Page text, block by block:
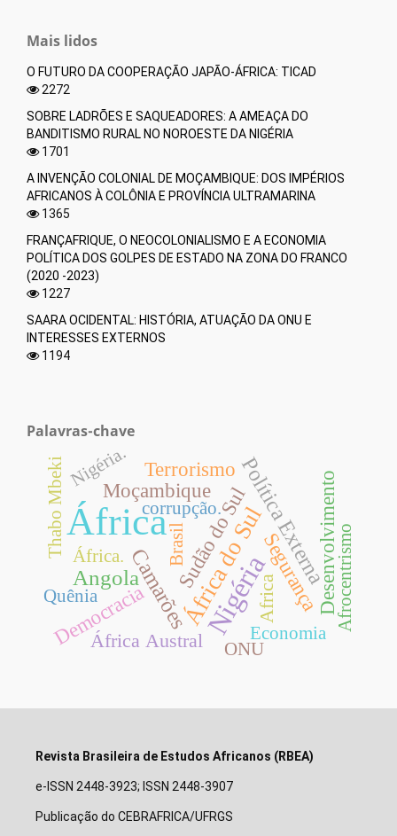
Mais lidos
O FUTURO DA COOPERAÇÃO JAPÃO-ÁFRICA: TICAD
2272
SOBRE LADRÕES E SAQUEADORES: A AMEAÇA DO
BANDITISMO RURAL NO NOROESTE DA NIGÉRIA
1701
A INVENÇÃO COLONIAL DE MOÇAMBIQUE: DOS IMPÉRIOS
AFRICANOS À COLÔNIA E PROVÍNCIA ULTRAMARINA
1365
FRANÇAFRIQUE, O NEOCOLONIALISMO E A ECONOMIA
POLÍTICA DOS GOLPES DE ESTADO NA ZONA DO FRANCO
(2020 -2023)
1227
SAARA OCIDENTAL: HISTÓRIA, ATUAÇÃO DA ONU E
INTERESSES EXTERNOS
1194
Palavras-chave
África
Nigéria
África do Sul
Camarões
Política Externa
Angola Desenvolvimento
Sudão do SulSegurança
Terrorismo
Moçambique
Democracia Africa
África Austral
África. Afrocentrismo
Economia
Brasil
ONU
corrupção.
Nigéria.
Quênia
Thabo Mbeki
Revista Brasileira de Estudos Africanos (RBEA)
e-ISSN 2448-3923; ISSN 2448-3907
Publicação do CEBRAFRICA/UFRGS